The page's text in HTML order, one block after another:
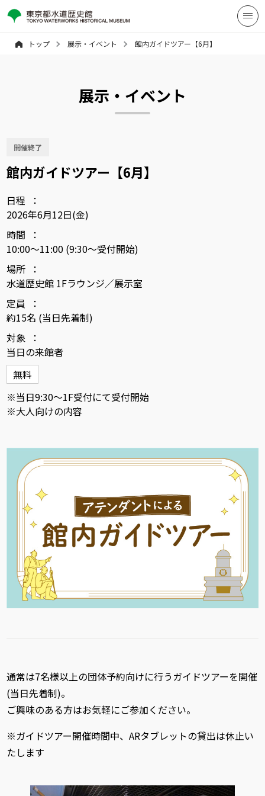
トップ 展示・イベント 館内ガイドツアー【6月】
展示・イベント
開催終了
館内ガイドツアー【6月】
日程
2026年6月12日(金)
時間
10:00～11:00 (9:30～受付開始)
場所
水道歴史館 1Fラウンジ／展示室
定員
約15名 (当日先着制)
対象
当日の来館者
無料
※当日9:30～1F受付にて受付開始
※大人向けの内容
通常は7名様以上の団体予約向けに行うガイドツアーを開催
(当日先着制)。
ご興味のある方はお気軽にご参加ください。
※ガイドツアー開催時間中、ARタブレットの貸出は休止い
たします